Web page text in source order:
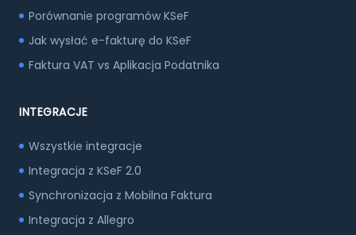
Porównanie programów KSeF
Jak wysłać e-fakturę do KSeF
Faktura VAT vs Aplikacja Podatnika
INTEGRACJE
Wszystkie integracje
Integracja z KSeF 2.0
Synchronizacja z Mobilna Faktura
Integracja z Allegro